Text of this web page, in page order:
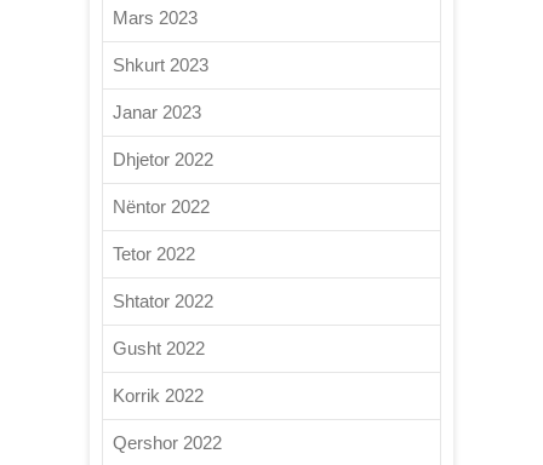
Mars 2023
Shkurt 2023
Janar 2023
Dhjetor 2022
Nëntor 2022
Tetor 2022
Shtator 2022
Gusht 2022
Korrik 2022
Qershor 2022